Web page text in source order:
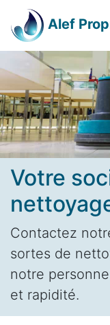
Alef
Votre
Contactez
sortes de
notre
et rapidité.